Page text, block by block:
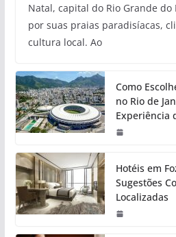
Natal, capital do Rio Grande
por suas praias paradisíacas,
cultura local. Ao
Como
no Rio de
Experiência
Hotéis em
Sugestões
Localizadas